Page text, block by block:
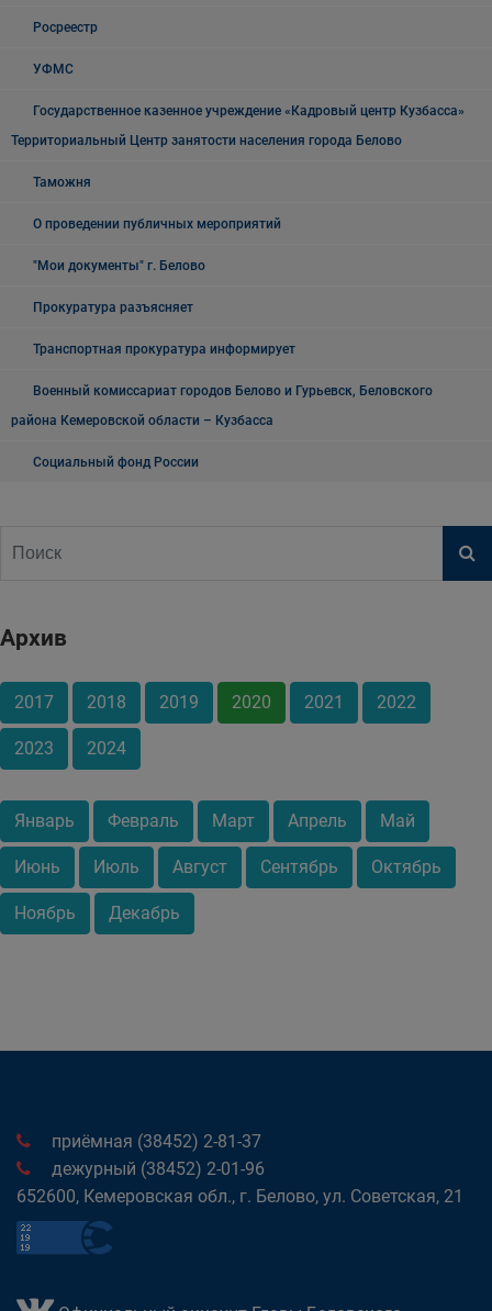
Росреестр
УФМС
Государственное казенное учреждение «Кадровый центр Кузбасса»
Территориальный Центр занятости населения города Белово
Таможня
О проведении публичных мероприятий
"Мои документы" г. Белово
Прокуратура разъясняет
Транспортная прокуратура информирует
Военный комиссариат городов Белово и Гурьевск, Беловского
района Кемеровской области – Кузбасса
Социальный фонд России
Архив
2017 2018 2019 2020 2021 2022
2023 2024
Январь Февраль Март Апрель Май
Июнь Июль Август Сентябрь Октябрь
Ноябрь Декабрь
приёмная (38452) 2-81-37
дежурный (38452) 2-01-96
652600, Кемеровская обл., г. Белово, ул. Советская, 21